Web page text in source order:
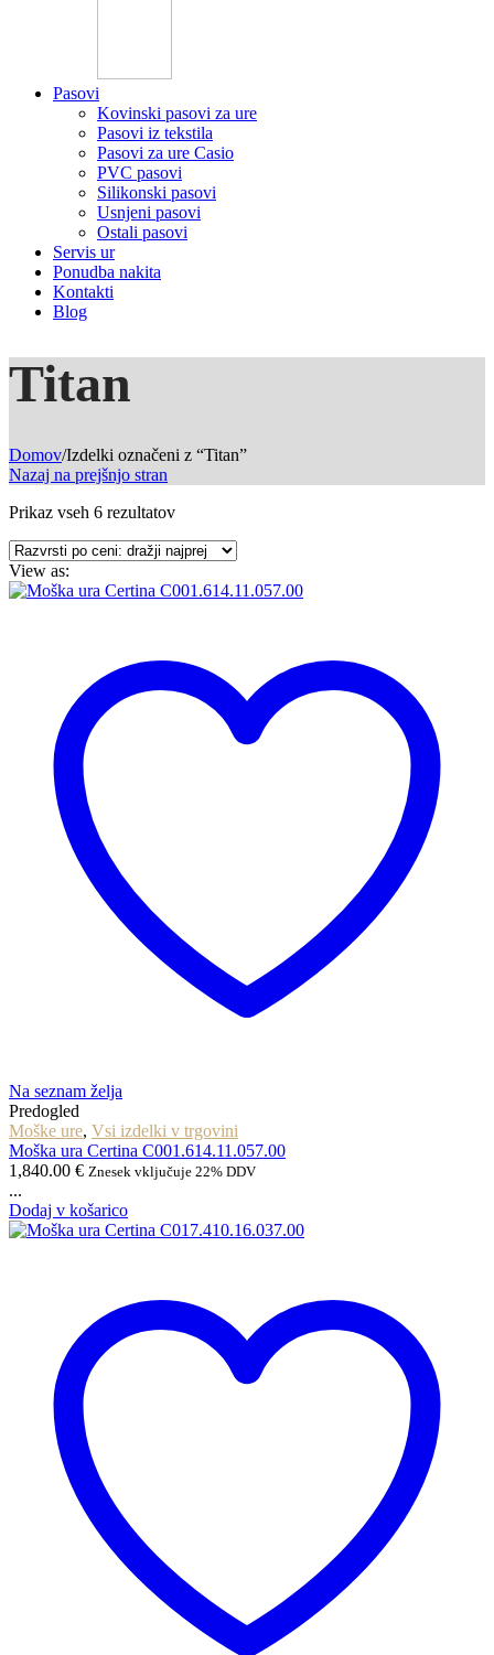
Pasovi
Kovinski pasovi za ure
Pasovi iz tekstila
Pasovi za ure Casio
PVC pasovi
Silikonski pasovi
Usnjeni pasovi
Ostali pasovi
Servis ur
Ponudba nakita
Kontakti
Blog
Titan
Domov/Izdelki označeni z “Titan”
Nazaj na prejšnjo stran
Prikaz vseh 6 rezultatovRazvrščeno
ceni:
najvišje
View as:
Na seznam želja
Predogled
Moške ure, Vsi izdelki v trgovini
Moška ura Certina C001.614.11.057.00
1,840.00 € Znesek vključuje 22% DDV
...
Dodaj v košarico